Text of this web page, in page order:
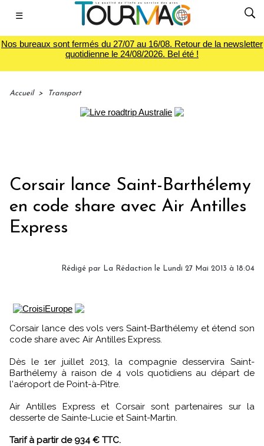
☰
Nos bureaux sont fermés du 27/07 au 16/08. Retour de la newsletter
quotidienne le 24/08/2026. Bel été !
Accueil > Transport
Corsair lance Saint-Barthélemy
en code share avec Air Antilles
Express
Rédigé par La Rédaction le Lundi 27 Mai 2013 à 18:04
Corsair lance des vols vers Saint-Barthélemy et étend son
code share avec Air Antilles Express.
Dès le 1er juillet 2013, la compagnie desservira Saint-
Barthélemy à raison de 4 vols quotidiens au départ de
l'aéroport de Point-à-Pitre.
Air Antilles Express et Corsair sont partenaires sur la
desserte de Sainte-Lucie et Saint-Martin.
Tarif à partir de 934 € TTC.